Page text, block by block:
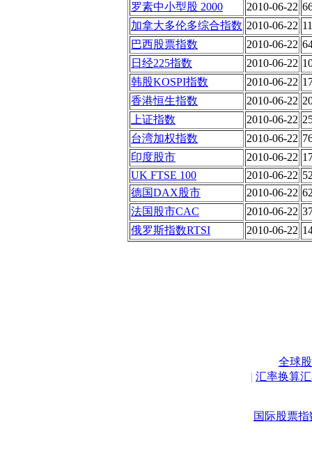
罗素中小型股 2000
2010-06-22
加拿大多伦多综合指数 2010-06-22
巴西股票指数
2010-06-22
日经225指数
2010-06-22
韩股KOSPI指数
2010-06-22
香港恒生指数
2010-06-22
上证指数
2010-06-22
台湾加权指数
2010-06-22
印度股市
2010-06-22
UK FTSE 100
2010-06-22
德国DAX股市
2010-06-22
法国股市CAC
2010-06-22
俄罗斯指数RTSI
2010-06-22
全球
| 汇率换算
国际股票指